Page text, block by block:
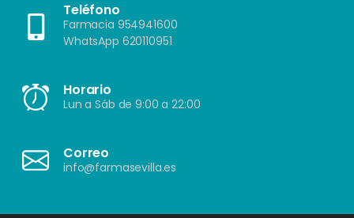
Teléfono
Farmacia 954941600
WhatsApp 620110951
Horario
Lun a Sáb de 9:00 a 22:00
Correo
info@farmasevilla.es